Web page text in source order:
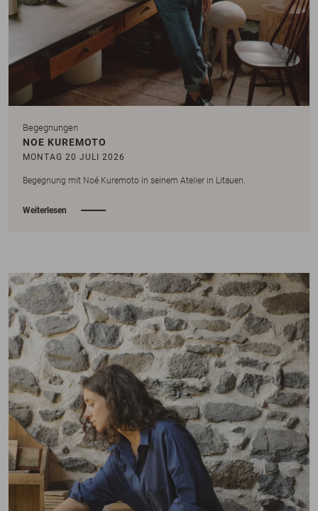
Begegnungen
NOE KUREMOTO
MONTAG 20 JULI 2026
Begegnung mit Noé Kuremoto in seinem Atelier in Litauen.
Weiterlesen